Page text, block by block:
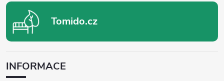
Tomido.cz
INFORMACE